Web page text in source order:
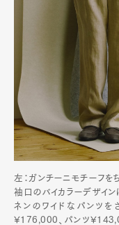
左：ガンチーニモチーフを
袖口のバイカラーデザイ
ネンのワイドなパンツを
¥176,000、パンツ